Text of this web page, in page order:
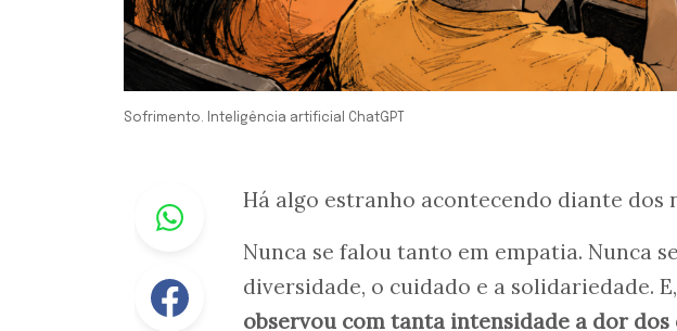
Sofrimento. Inteligência artificial ChatGPT
Whastapp
Facebook
Há algo estranho acontecendo diante dos
Nunca se falou tanto em empatia. Nunca
diversidade, o cuidado e a solidariedade.
observou com tanta intensidade a dor dos